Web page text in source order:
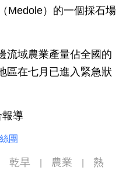
Medole）的一個採石場
流域農業產量佔全國的
區在七月已進入緊急狀
報導
團
乾旱 農業
熱